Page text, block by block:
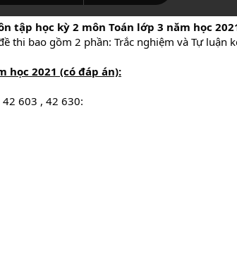
tập học kỳ 2 môn Toán lớp 3 năm học
thi bao gồm 2 phần: Trắc nghiệm và Tự luận
học 2021 (có đáp án):
42 603 , 42 630: